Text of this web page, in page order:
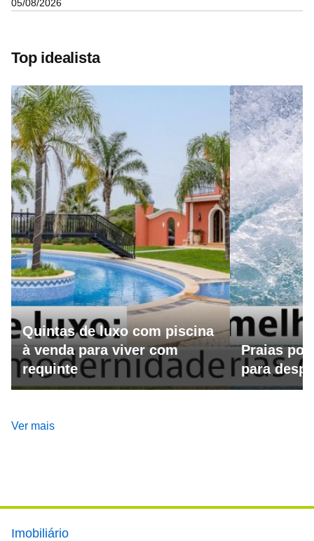
05/08/2026
Top idealista
Quintas de luxo com piscina
à venda para viver com
requinte
Praias
para
Ver mais
Footer main menu
Imobiliário